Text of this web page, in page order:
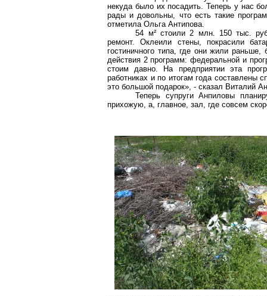
некуда было их посадить. Теперь у нас
рады и довольны, что есть такие
отметила Ольга Антипова.
54 м²стоили 2 млн. 150 тыс.
ремонт. Оклеили стены, покрасили
гостиничного типа, где они жили
действия 2 программ: федеральной и
стоим давно. На предприятии эта
работниках и по итогам года составлены
это большой подарок», - сказал Виталий
Теперь супруги Анпиловы
прихожую, а, главное, зал, где совсем